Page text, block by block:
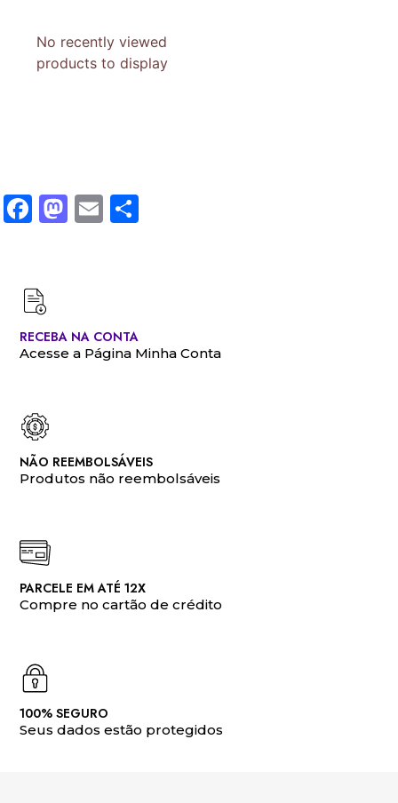
No recently viewed
products to display
Facebook
Mastodon
Email
RECEBA NA CONTA
Acesse a Página Minha Conta
NÃO REEMBOLSÁVEIS
Produtos não reembolsáveis
PARCELE EM ATÉ 12X
Compre no cartão de crédito
100% SEGURO
Seus dados estão protegidos